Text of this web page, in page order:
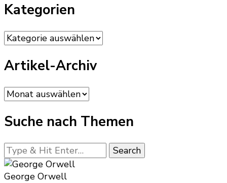
Kategorien
Kategorien
Artikel-Archiv
Artikel-
Archiv
Suche nach Themen
Looking
for
Something?
George Orwell